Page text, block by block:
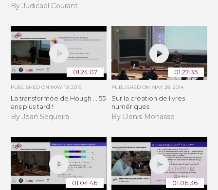
By Judicaël Courant
01:24:07
PUBLISHED ON MAY 19, 2015
La transformée de Hough ... 55
ans plus tard !
By Jean Sequeira
01:27:35
PUBLISHED ON MAY 28, 2014
Sur la création de livres
numériques
By Denis Monasse
01:04:46 01:06:36